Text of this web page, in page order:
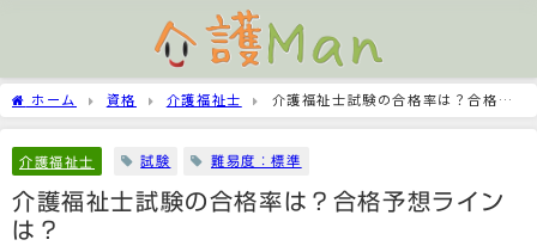
ホーム 資格 介護福祉士
介護福祉士試験の合格率は？合格予
想ラインは？
介護福祉士 試験 難易度：標準
介護福祉士試験の合格率は？合格予想ライン
は？